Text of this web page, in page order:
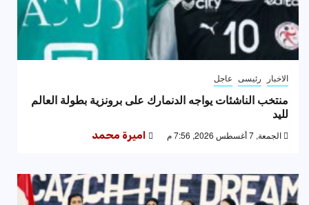
الاخبار رئيسى عاجل
منتخب الناشئات يواجه الدنمارك على برونزية بطولة العالم
لليد
الجمعة, 7 أغسطس 2026, 7:56 م اميرة محمد